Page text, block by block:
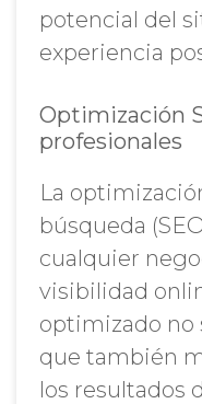
potencial del
experiencia
Optimización
profesionales
La
búsqueda
cualquier
visibilidad
optimizado no
que también
los resultados